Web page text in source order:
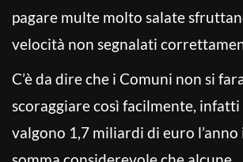
pagare multe molto salate
velocità non segnalati
C’è da dire che i Comuni non si
scoraggiare così facilmente,
valgono 1,7 miliardi di euro l’anno